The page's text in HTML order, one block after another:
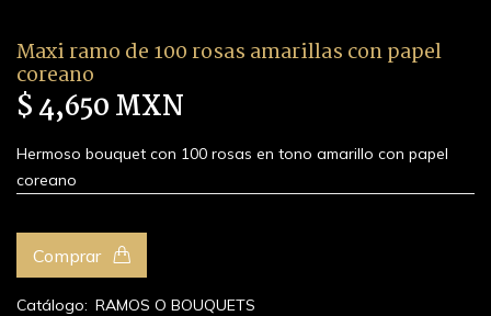
Maxi ramo de 100 rosas amarillas con papel
coreano
$ 4,650 MXN
Hermoso bouquet con 100 rosas en tono amarillo con papel
coreano
Comprar
Catálogo: RAMOS O BOUQUETS